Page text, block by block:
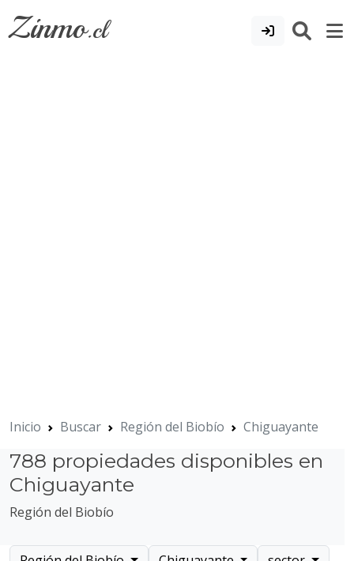
Zinmo.cl
Inicio Buscar Región del Biobío Chiguayante
788 propiedades disponibles en
Chiguayante
Región del Biobío